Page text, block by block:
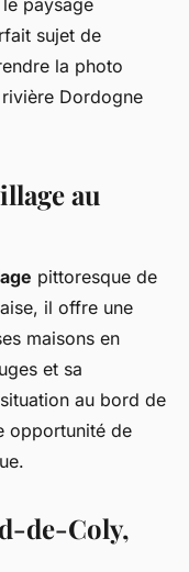
paysage
sujet de
la photo
Dordogne
au
pittoresque de
il offre une
maisons en
et sa
au bord de
opportunité de
de-Coly,